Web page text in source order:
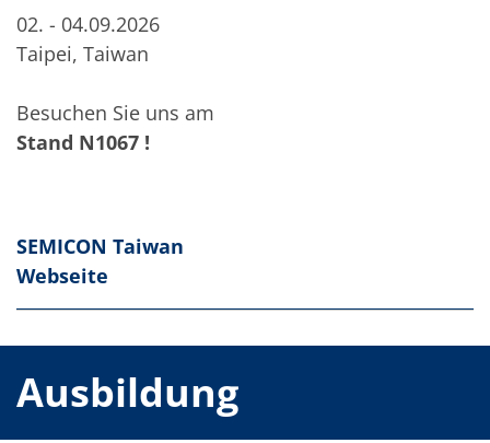
02. - 04.09.2026
Taipei, Taiwan
Besuchen Sie uns am
Stand N1067 !
SEMICON Taiwan
Webseite
Ausbildung